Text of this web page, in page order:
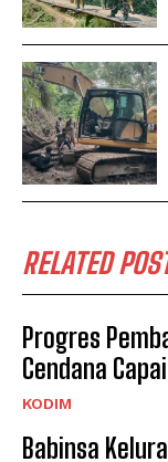
RELATED
Progres
Cendana
KODIM
Babinsa